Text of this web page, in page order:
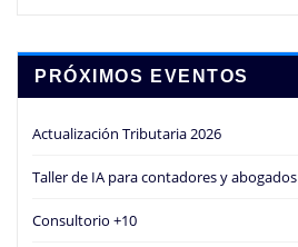
PRÓXIMOS EVENTOS
Actualización Tributaria 2026
Taller de IA para contadores y abogados
Consultorio +10